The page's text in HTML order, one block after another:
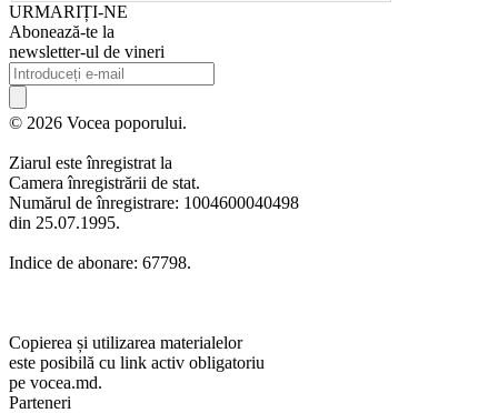
URMARIȚI-NE
Abonează-te la
newsletter-ul de vineri
© 2026 Vocea poporului.
Ziarul este înregistrat la
Camera înregistrării de stat.
Numărul de înregistrare: 1004600040498
din 25.07.1995.
Indice de abonare: 67798.
Copierea și utilizarea materialelor
este posibilă cu link activ obligatoriu
pe vocea.md.
Parteneri